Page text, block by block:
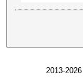
2013-